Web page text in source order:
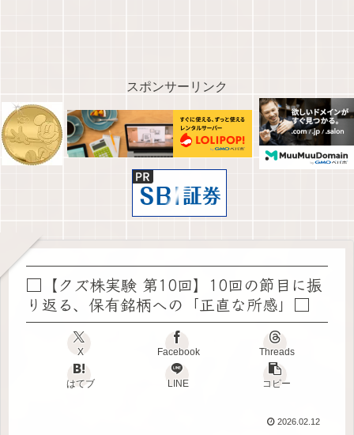
スポンサーリンク
□【クズ株実験 第10回】10回の節目に振
り返る、保有銘柄への「正直な所感」□
X Facebook Threads
はてブ LINE コピー
2026.02.12